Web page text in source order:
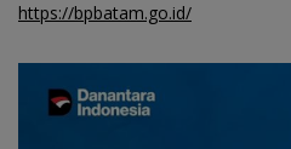
https://bpbatam.go.id/